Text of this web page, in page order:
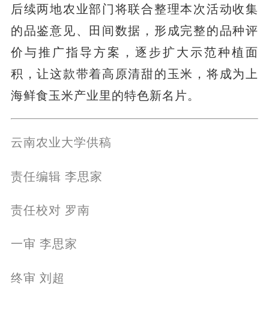
后续两地农业部门将联合整理本次活动收集
的品鉴意见、田间数据，形成完整的品种评
价与推广指导方案，逐步扩大示范种植面
积，让这款带着高原清甜的玉米，将成为上
海鲜食玉米产业里的特色新名片。
云南农业大学供稿
责任编辑 李思家
责任校对 罗南
一审 李思家
终审 刘超